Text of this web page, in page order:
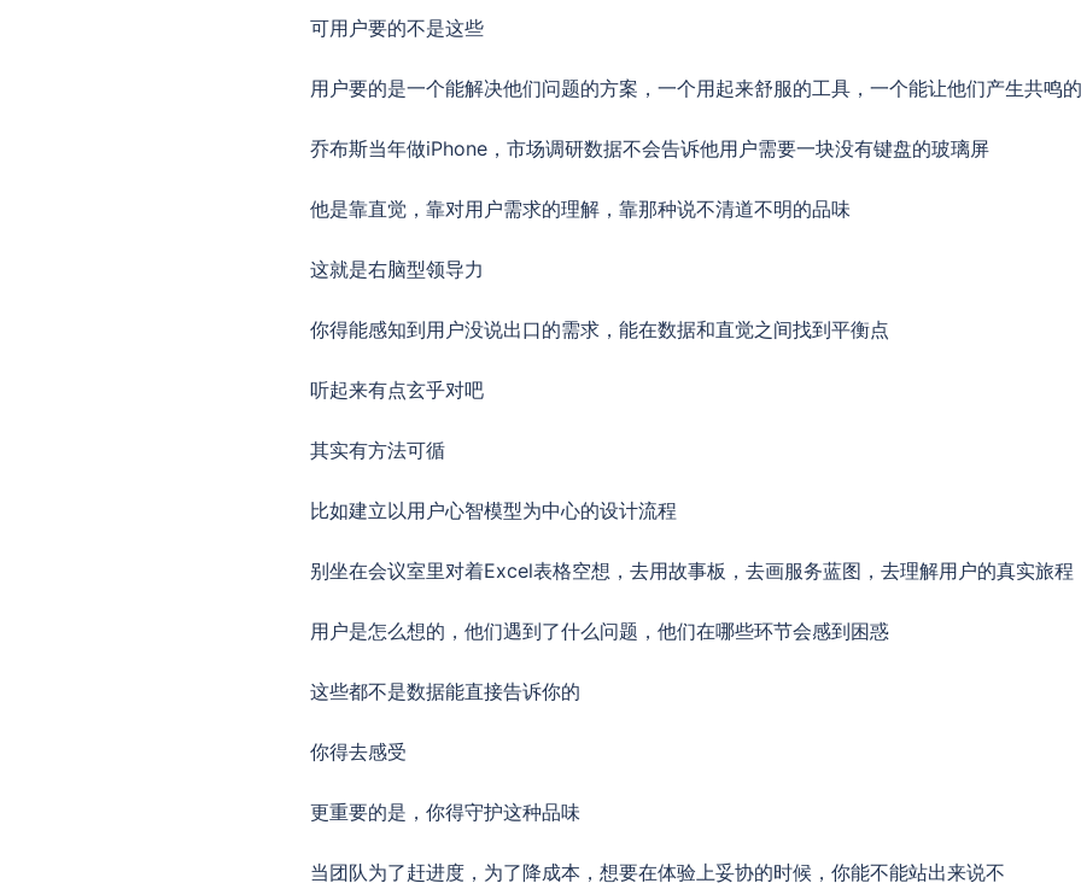
可用户要的不是这些
用户要的是一个能解决他们问题的方案，一个用起来舒服的工具，一个能让他们产生共鸣
乔布斯当年做iPhone，市场调研数据不会告诉他用户需要一块没有键盘的玻璃屏
他是靠直觉，靠对用户需求的理解，靠那种说不清道不明的品味
这就是右脑型领导力
你得能感知到用户没说出口的需求，能在数据和直觉之间找到平衡点
听起来有点玄乎对吧
其实有方法可循
比如建立以用户心智模型为中心的设计流程
别坐在会议室里对着Excel表格空想，去用故事板，去画服务蓝图，去理解用户的真实旅程
用户是怎么想的，他们遇到了什么问题，他们在哪些环节会感到困惑
这些都不是数据能直接告诉你的
你得去感受
更重要的是，你得守护这种品味
当团队为了赶进度，为了降成本，想要在体验上妥协的时候，你能不能站出来说不